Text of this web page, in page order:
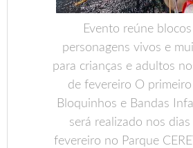
Evento reúne
personagens vivos e
para crianças e adultos
de fevereiro O
Bloquinhos e Bandas
será realizado nos
fevereiro no Parque